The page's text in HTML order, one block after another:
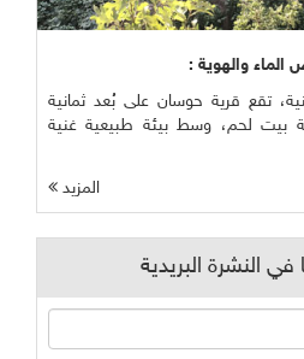
الماء والهوية :
تقع قرية حوسان على بُعد ثمانية
بيت لحم، وسط بيئة طبيعية غنية
المزيد
النشرة البريدية